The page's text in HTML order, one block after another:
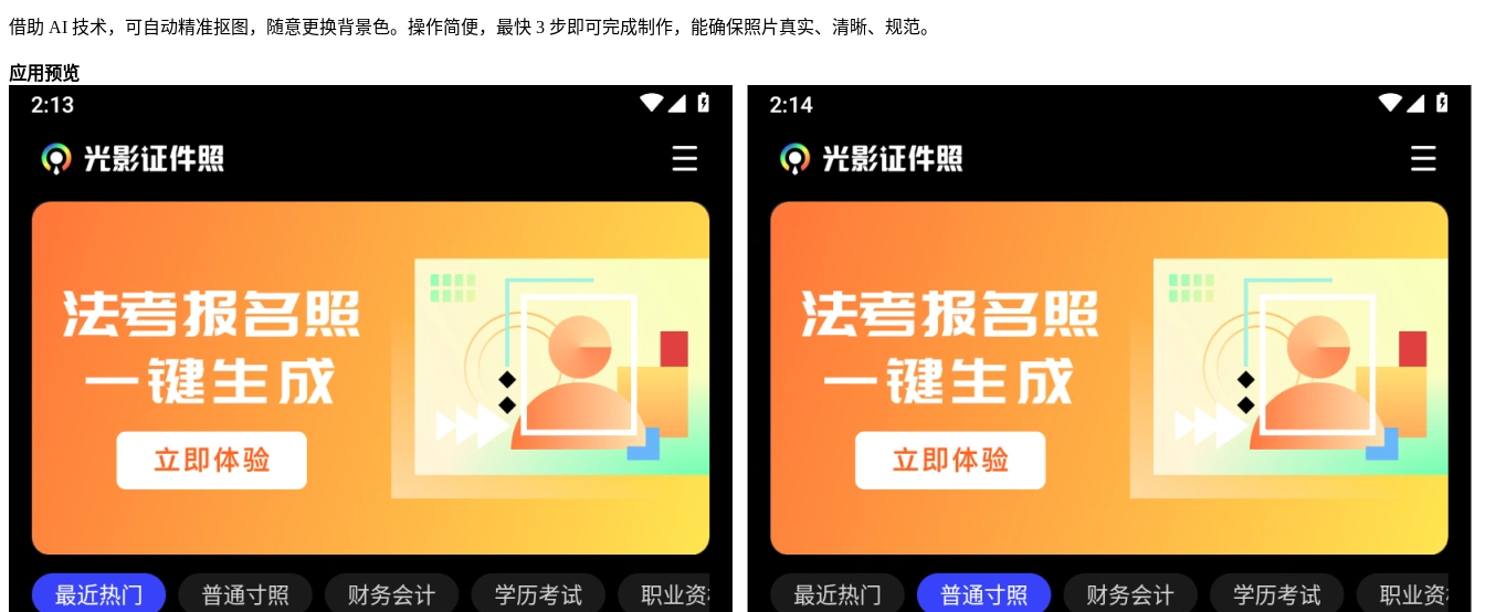
借助 AI 技术，可自动精准抠图，随意更换背景色。操作简便，最快 3 步即可完成制作，能确保照片真实、清晰、规范。
应用预览